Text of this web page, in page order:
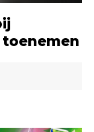
toenemen